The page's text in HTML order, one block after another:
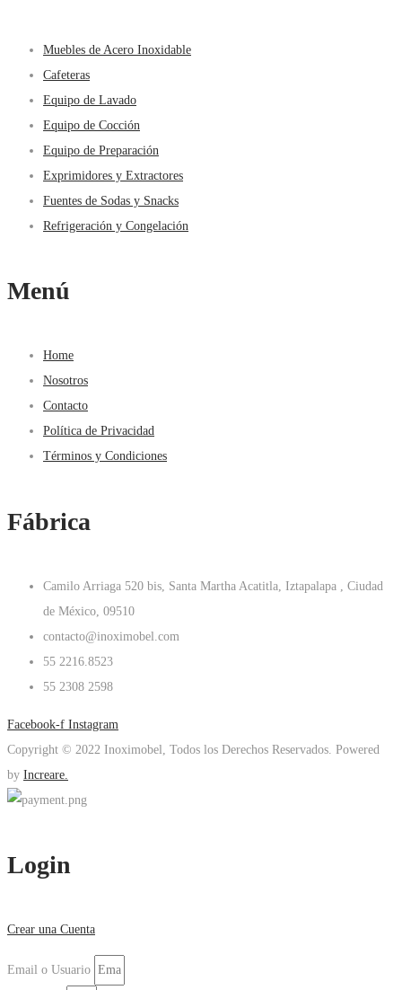
Muebles de Acero Inoxidable
Cafeteras
Equipo de Lavado
Equipo de Cocción
Equipo de Preparación
Exprimidores y Extractores
Fuentes de Sodas y Snacks
Refrigeración y Congelación
Menú
Home
Nosotros
Contacto
Política de Privacidad
Términos y Condiciones
Fábrica
Camilo Arriaga 520 bis, Santa Martha Acatitla, Iztapalapa , Ciudad
de México, 09510
contacto@inoximobel.com
55 2216.8523
55 2308 2598
Facebook-f Instagram
Copyright © 2022 Inoximobel, Todos los Derechos Reservados. Powered
by Increare.
Login
Crear una Cuenta
Email o Usuario